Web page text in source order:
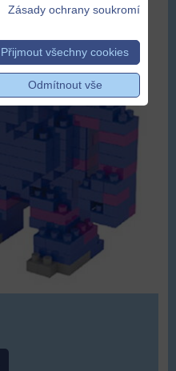
Zásady ochrany soukromí
Přijmout všechny cookies
Odmítnout vše